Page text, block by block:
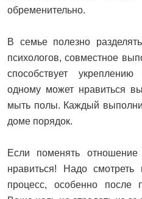
обременительно.
В семье полезно
психологов, совместное
способствует
одному может нравиться
мыть полы. Каждый
доме порядок.
Если поменять
нравиться! Надо
процесс, особенно после